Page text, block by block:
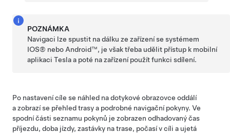
POZNÁMKA
Navigaci lze spustit na dálku ze zařízení se systémem
IOS® nebo Android™, je však třeba udělit přístup k mobilní
aplikaci Tesla a poté na zařízení použít funkci sdílení.
Po nastavení cíle se náhled na dotykové obrazovce oddálí
a zobrazí se přehled trasy a podrobné navigační pokyny. Ve
spodní části seznamu pokynů je zobrazen odhadovaný čas
příjezdu, doba jízdy, zastávky na trase, počasí v cíli a ujetá